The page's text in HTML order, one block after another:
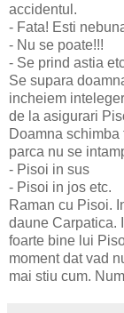
accidentul.
- Fata! Esti
- Nu se poate!!!
- Se prind astia
Se supara
incheiem
de la asigurari
Doamna
parca nu se
- Pisoi in sus
- Pisoi in jos etc.
Raman cu Pisoi.
daune Carpatica.
foarte bine lui
moment dat vad
mai stiu cum.